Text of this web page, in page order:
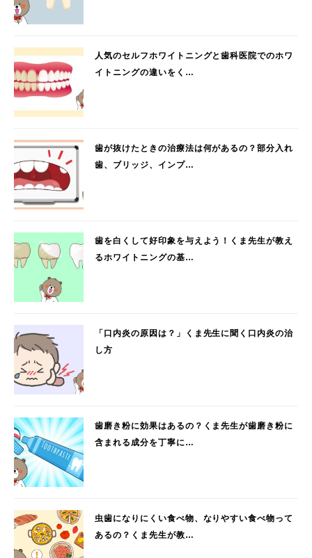
人気のセルフホワイトニングと歯科医院でのホワ
イトニングの違いをく…
歯が抜けたときの治療法は何があるの？部分入れ
歯、ブリッジ、インプ…
歯を白くして好印象を与えよう！くま先生が教え
るホワイトニングの基…
「口内炎の原因は？」くま先生に聞く口内炎の治
し方
歯磨き粉に効果はあるの？くま先生が歯磨き粉に
含まれる成分を丁寧に…
虫歯になりにくい食べ物、なりやすい食べ物って
あるの？くま先生が教…